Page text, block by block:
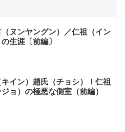
ヌンヤングン）／仁祖（イン
生涯〔前編〕
イン）趙氏（チョシ）！仁祖
ジョ）の極悪な側室（前編）